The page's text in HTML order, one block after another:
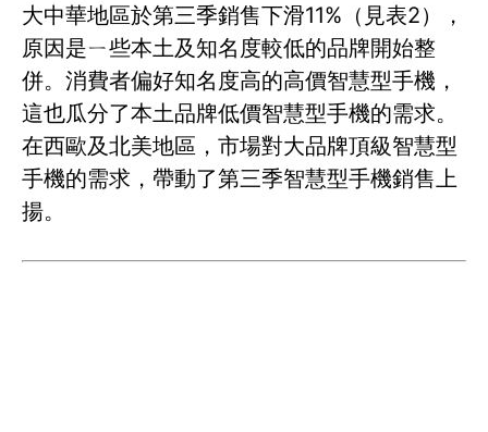
大中華地區於第三季銷售下滑11%（見表2），
原因是ㄧ些本土及知名度較低的品牌開始整
併。消費者偏好知名度高的高價智慧型手機，
這也瓜分了本土品牌低價智慧型手機的需求。
在西歐及北美地區，市場對大品牌頂級智慧型
手機的需求，帶動了第三季智慧型手機銷售上
揚。